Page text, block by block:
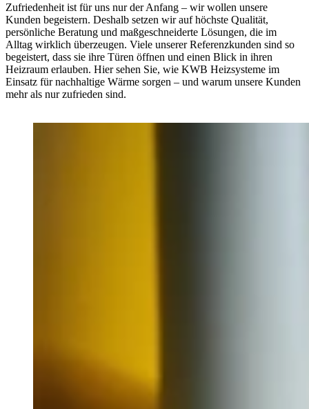
Zufriedenheit ist für uns nur der Anfang – wir wollen unsere
Kunden begeistern. Deshalb setzen wir auf höchste Qualität,
persönliche Beratung und maßgeschneiderte Lösungen, die im
Alltag wirklich überzeugen. Viele unserer Referenzkunden sind so
begeistert, dass sie ihre Türen öffnen und einen Blick in ihren
Heizraum erlauben. Hier sehen Sie, wie KWB Heizsysteme im
Einsatz für nachhaltige Wärme sorgen – und warum unsere Kunden
mehr als nur zufrieden sind.